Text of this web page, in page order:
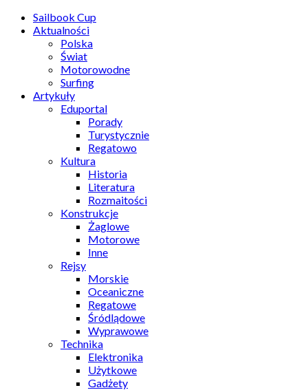
Sailbook Cup
Aktualności
Polska
Świat
Motorowodne
Surfing
Artykuły
Eduportal
Porady
Turystycznie
Regatowo
Kultura
Historia
Literatura
Rozmaitości
Konstrukcje
Żaglowe
Motorowe
Inne
Rejsy
Morskie
Oceaniczne
Regatowe
Śródlądowe
Wyprawowe
Technika
Elektronika
Użytkowe
Gadżety